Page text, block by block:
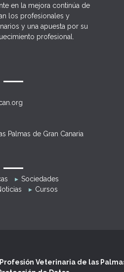
en la mejora continúa de
los profesionales y
y una apuesta por su
profesional.
Palmas de Gran Canaria
Sociedades
Cursos
Veterinaria de las